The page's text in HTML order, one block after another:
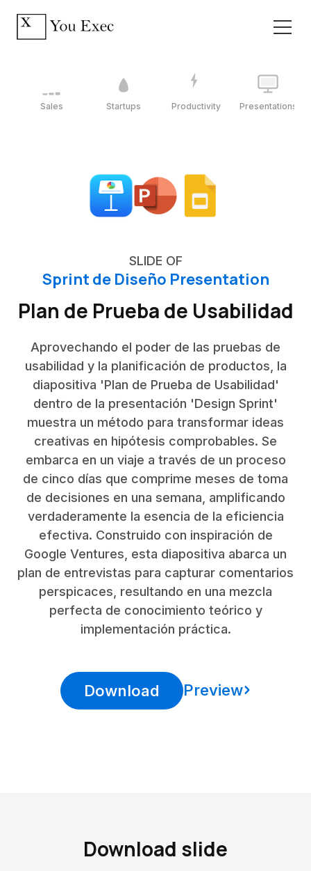
Sales Startups Productivity Presentations
SLIDE OF
Sprint de Diseño Presentation
Plan de Prueba de Usabilidad
Aprovechando el poder de las pruebas de
usabilidad y la planificación de productos, la
diapositiva 'Plan de Prueba de Usabilidad'
dentro de la presentación 'Design Sprint'
muestra un método para transformar ideas
creativas en hipótesis comprobables. Se
embarca en un viaje a través de un proceso
de cinco días que comprime meses de toma
de decisiones en una semana, amplificando
verdaderamente la esencia de la eficiencia
efectiva. Construido con inspiración de
Google Ventures, esta diapositiva abarca un
plan de entrevistas para capturar comentarios
perspicaces, resultando en una mezcla
perfecta de conocimiento teórico y
implementación práctica.
Download Preview
Download slide